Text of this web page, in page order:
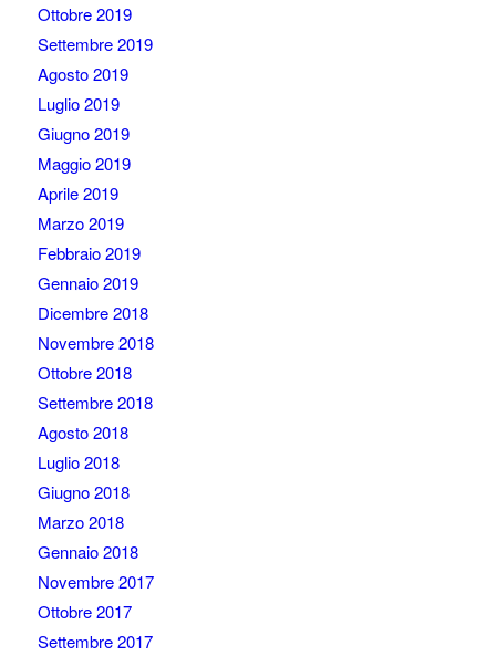
Ottobre 2019
Settembre 2019
Agosto 2019
Luglio 2019
Giugno 2019
Maggio 2019
Aprile 2019
Marzo 2019
Febbraio 2019
Gennaio 2019
Dicembre 2018
Novembre 2018
Ottobre 2018
Settembre 2018
Agosto 2018
Luglio 2018
Giugno 2018
Marzo 2018
Gennaio 2018
Novembre 2017
Ottobre 2017
Settembre 2017